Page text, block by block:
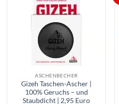
ASCHENBECHER
Gizeh Taschen-Ascher |
100% Geruchs – und
Staubdicht | 2,95 Euro